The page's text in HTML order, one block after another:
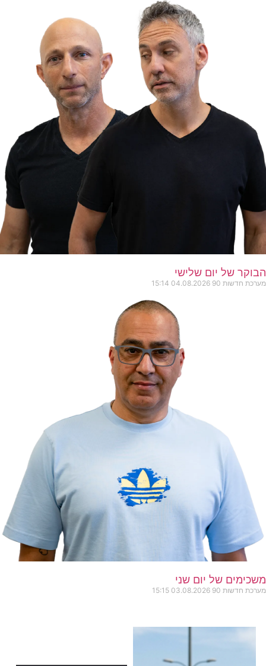
הבוקר של יום שלישי
מערכת חדשות 90 04.08.2026
15:14
משכימים של יום שני
מערכת חדשות 90 03.08.2026
15:15